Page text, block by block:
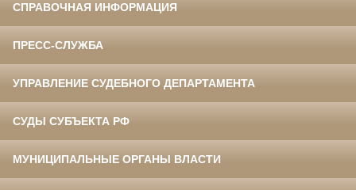
СПРАВОЧНАЯ ИНФОРМАЦИЯ
ПРЕСС-СЛУЖБА
УПРАВЛЕНИЕ СУДЕБНОГО ДЕПАРТАМЕНТА
СУДЫ СУБЪЕКТА РФ
МУНИЦИПАЛЬНЫЕ ОРГАНЫ ВЛАСТИ